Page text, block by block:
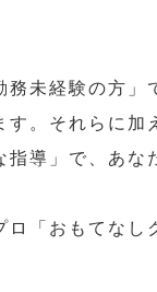
務未経験の方」
。それらに加
指導」で、あな
「おもてなし